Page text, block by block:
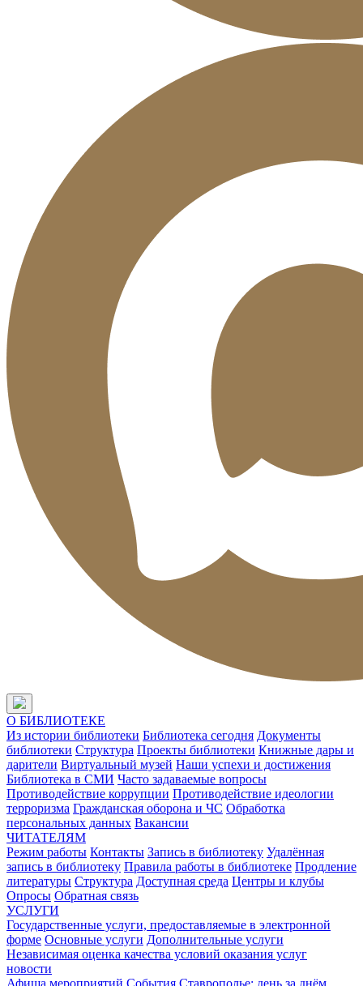
О БИБЛИОТЕКЕ
Из истории библиотеки Библиотека сегодня Документы
библиотеки Структура Проекты библиотеки Книжные дары и
дарители Виртуальный музей Наши успехи и достижения
Библиотека в СМИ Часто задаваемые вопросы
Противодействие коррупции Противодействие идеологии
терроризма Гражданская оборона и ЧС Обработка
персональных данных Вакансии
ЧИТАТЕЛЯМ
Режим работы Контакты Запись в библиотеку Удалённая
запись в библиотеку Правила работы в библиотеке Продление
литературы Структура Доступная среда Центры и клубы
Опросы Обратная связь
УСЛУГИ
Государственные услуги, предоставляемые в электронной
форме Основные услуги Дополнительные услуги
Независимая оценка качества условий оказания услуг
новости
Афиша мероприятий События Ставрополье: день за днём